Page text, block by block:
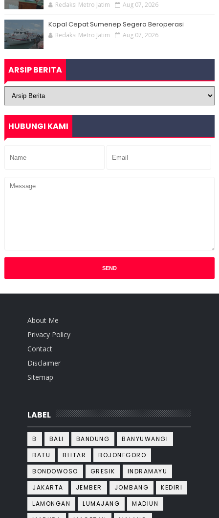
Redaksi Metro Jatim Aug 07, 2026
Kapal Cepat Sumenep Segera Beroperasi
Redaksi Metro Jatim Aug 07, 2026
ARSIP BERITA
HUBUNGI KAMI
About Me
Privacy Policy
Contact
Disclaimer
Sitemap
LABEL
B BALI BANDUNG
BANYUWANGI
BATU
BLITAR
BOJONEGORO
BONDOWOSO
GRESIK
INDRAMAYU
JAKARTA
JEMBER JOMBANG
KEDIRI
LAMONGAN
LUMAJANG
MADIUN